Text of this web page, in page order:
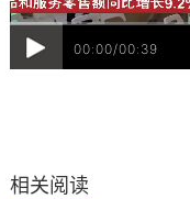
00:00/00:39
相关阅读